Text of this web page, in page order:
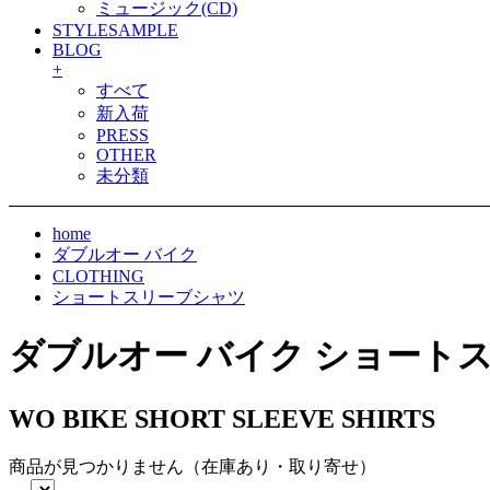
ミュージック(CD)
STYLESAMPLE
BLOG
+
すべて
新入荷
PRESS
OTHER
未分類
home
ダブルオー バイク
CLOTHING
ショートスリーブシャツ
ダブルオー バイク ショート
WO BIKE SHORT SLEEVE SHIRTS
商品が見つかりません（在庫あり・取り寄せ）